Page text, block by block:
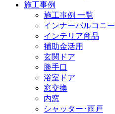
施工事例
施工事例 一覧
インナーバルコニー
インテリア商品
補助金活用
玄関ドア
勝手口
浴室ドア
窓交換
内窓
シャッター･雨戸